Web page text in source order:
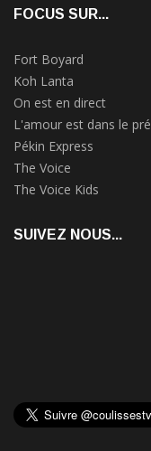
FOCUS SUR...
Fort Boyard
Koh Lanta
On est en direct
L'amour est dans le pré
Pékin Express
The Voice
The Voice Kids
SUIVEZ NOUS...